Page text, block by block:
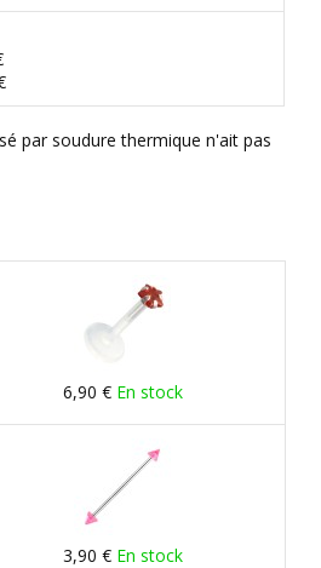
par soudure thermique n'ait pas
6,90 € En stock
3,90 € En stock